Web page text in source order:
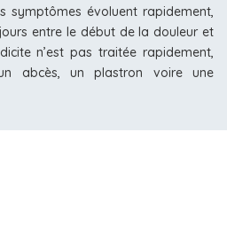
symptômes évoluent rapidement,
entre le début de la douleur et
n’est pas traitée rapidement,
abcès, un plastron voire une